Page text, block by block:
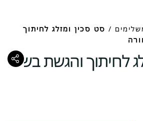
/ סט סכין ומזלג לחיתוך
לחיתוך והגשת בשר